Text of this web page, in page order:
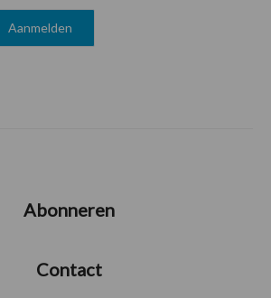
Abonneren
Contact